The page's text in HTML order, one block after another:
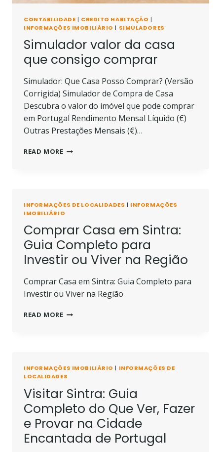
CONTABILIDADE | CREDITO HABITAÇÃO |
INFORMAÇÕES IMOBILIÁRIO | SIMULADORES
Simulador valor da casa
que consigo comprar
Simulador: Que Casa Posso Comprar? (Versão
Corrigida) Simulador de Compra de Casa
Descubra o valor do imóvel que pode comprar
em Portugal Rendimento Mensal Líquido (€)
Outras Prestações Mensais (€)…
READ MORE SIMULADOR
COMPRAR
INFORMAÇÕES DE LOCALIDADES | INFORMAÇÕES
IMOBILIÁRIO
Comprar Casa em Sintra:
Guia Completo para
Investir ou Viver na Região
Comprar Casa em Sintra: Guia Completo para
Investir ou Viver na Região
READ MORE COMPRAR
PARA
OU
VIVER
NA
REGIÃO
INFORMAÇÕES IMOBILIÁRIO | INFORMAÇÕES DE
LOCALIDADES
Visitar Sintra: Guia
Completo do Que Ver, Fazer
e Provar na Cidade
Encantada de Portugal